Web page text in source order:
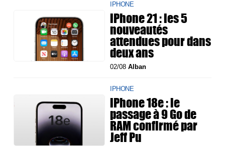
IPHONE
iPhone 21 : les 5
nouveautés
attendues pour dans
deux ans
02/08Alban
IPHONE
iPhone 18e : le
passage à 9 Go de
RAM confirmé par
Jeff Pu